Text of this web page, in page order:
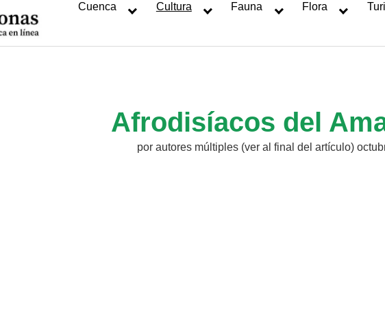
Cuenca Cultura Fauna Flora
Afrodisíacos del
por autores múltiples (ver al final del artículo)